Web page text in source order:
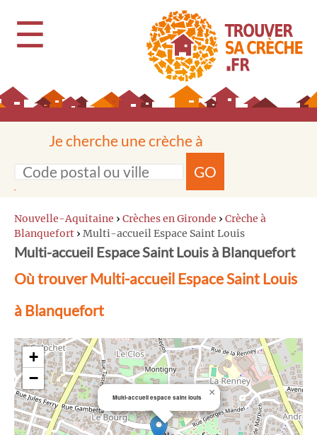
☰
Je cherche une crèche à
GO
Nouvelle-Aquitaine › Crèches en Gironde › Crèche à
Blanquefort › Multi-accueil Espace Saint Louis
Multi-accueil Espace Saint Louis à Blanquefort
Où trouver Multi-accueil Espace Saint Louis
à Blanquefort
Multi-accueil espace saint louis ×
+
−